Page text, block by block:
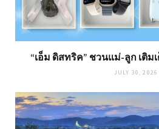
“เอ็ม ดิสทริค” ชวนแม่-ลูก เติ
JULY 30, 2026